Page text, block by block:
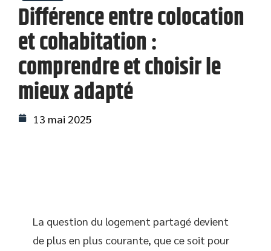
Différence entre colocation
et cohabitation :
comprendre et choisir le
mieux adapté
13 mai 2025
La question du logement partagé devient
de plus en plus courante, que ce soit pour